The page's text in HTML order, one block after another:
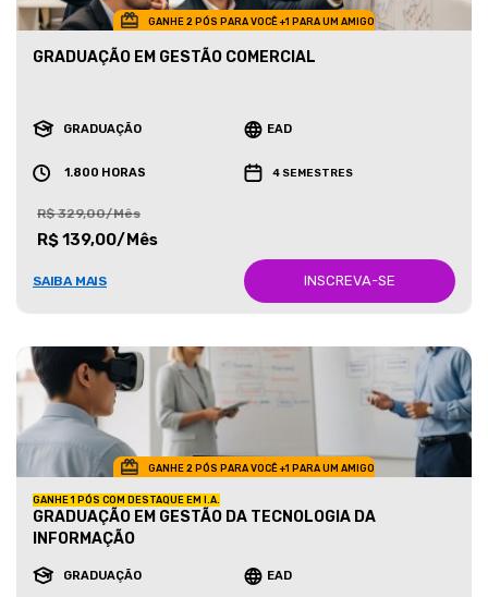
GANHE 2 PÓS PARA VOCÊ +1 PARA UM AMIGO
GRADUAÇÃO EM GESTÃO COMERCIAL
GRADUAÇÃO EAD
1.800 HORAS 4 SEMESTRES
R$ 329,00/Mês
R$ 139,00/Mês
SAIBA MAIS INSCREVA-SE
GANHE 2 PÓS PARA VOCÊ +1 PARA UM AMIGO
GANHE 1 PÓS COM DESTAQUE EM I.A.
GRADUAÇÃO EM GESTÃO DA TECNOLOGIA DA
INFORMAÇÃO
GRADUAÇÃO EAD